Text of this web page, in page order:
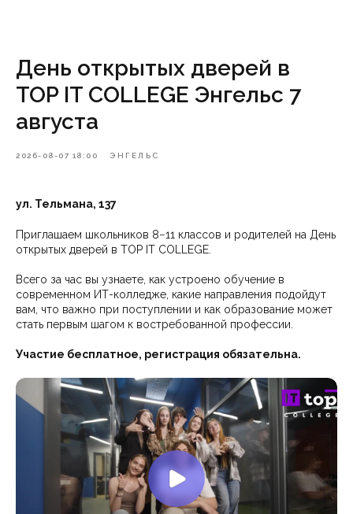
День открытых дверей в
TOP IT COLLEGE Энгельс 7
августа
2026-08-07 18:00 ЭНГЕЛЬС
ул. Тельмана, 137
Приглашаем школьников 8−11 классов и родителей на День
открытых дверей в TOP IT COLLEGE.
Всего за час вы узнаете, как устроено обучение в
современном ИТ-колледже, какие направления подойдут
вам, что важно при поступлении и как образование может
стать первым шагом к востребованной профессии.
Участие бесплатное, регистрация обязательна.